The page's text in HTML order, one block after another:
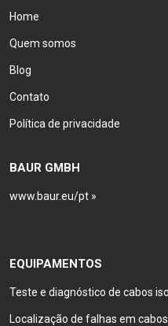
Home
Quem somos
Blog
Contato
Política de privacidade
BAUR GMBH
www.baur.eu/pt »
EQUIPAMENTOS
Teste e diagnóstico de cabos
Localização de falhas em